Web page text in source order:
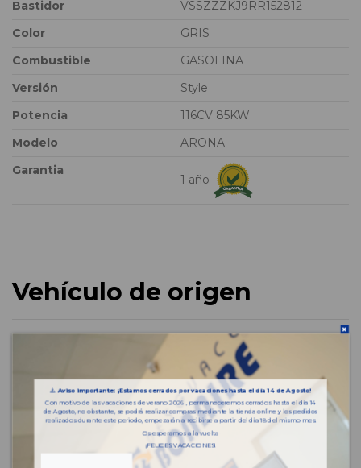
Bastidor
VSSZZZKJ9RR152812
Color
GRIS
Combustible
GASOLINA
Versión
Style
Potencia
116CV 85KW
Modelo
ARONA
Garantia
1 año
Vehículo de origen
⚠️Aviso importante: ¡Estamos cerrados por vacaciones hasta el día 14 de Agosto!
Con motivo de las vacaciones de verano 2026 , permaneceremos cerrados hasta el día 14
de Agosto, no obstante, se podrá realizar compras mediante la tienda online y los pedidos
realizados durante este periodo, empezarán a recibirse a partir del día 18 del mismo mes.
Os esperamos a la vuelta
¡FELICES VACACIONES!